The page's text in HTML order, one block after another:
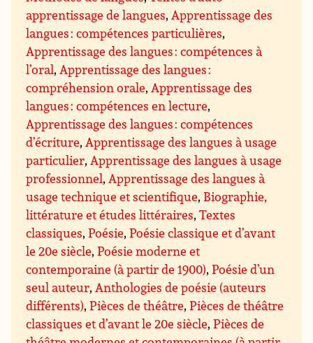
apprentissage de langues,Apprentissage des
langues : compétences particulières,
Apprentissage des langues : compétences à
l’oral,Apprentissage des langues :
compréhension orale,Apprentissage des
langues : compétences en lecture,
Apprentissage des langues : compétences
d’écriture,Apprentissage des langues à usage
particulier,Apprentissage des langues à usage
professionnel,Apprentissage des langues à
usage technique et scientifique, Biographie,
littérature et études littéraires,Textes
classiques,Poésie,Poésie classique et d’avant
le 20e siècle,Poésie moderne et
contemporaine (à partir de 1900),Poésie d’un
seul auteur,Anthologies de poésie (auteurs
différents),Pièces de théâtre,Pièces de théâtre
classiques et d’avant le 20e siècle,Pièces de